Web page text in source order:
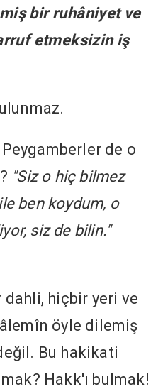
bir ruhâniyet ve
etmeksizin iş
de o
"Siz o hiç bilmez
ben koydum, o
siz de bilin."
hiçbir yeri ve
öyle dilemiş
Bu hakikati
Hakk'ı bulmak!